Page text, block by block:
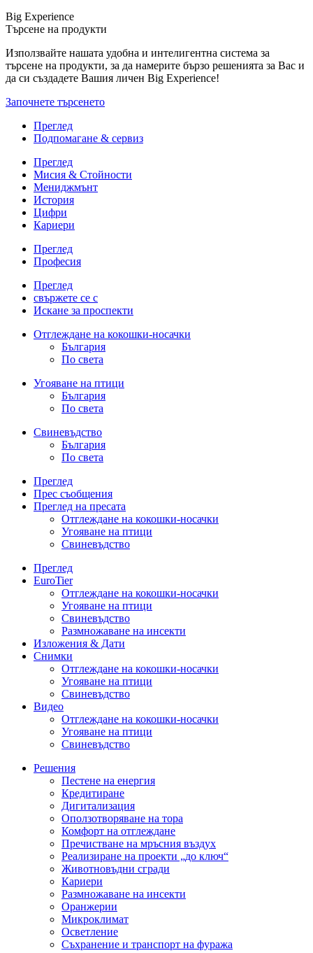
Big Experience
Търсене на продукти
Използвайте нашата удобна и интелигентна система за
търсене на продукти, за да намерите бързо решенията за Вас и
да си създадете Вашия личен Big Experience!
Започнете търсенето
Преглед
Подпомагане & сервиз
Преглед
Мисия & Стойности
Мениджмънт
История
Цифри
Кариери
Преглед
Професия
Преглед
свържете се с
Искане за проспекти
Отглеждане на кокошки-носачки
България
По света
Угояване на птици
България
По света
Свиневъдство
България
По света
Преглед
Прес съобщения
Преглед на пресата
Отглеждане на кокошки-носачки
Угояване на птици
Свиневъдство
Преглед
EuroTier
Отглеждане на кокошки-носачки
Угояване на птици
Свиневъдство
Размножаване на инсекти
Изложения & Дати
Снимки
Отглеждане на кокошки-носачки
Угояване на птици
Свиневъдство
Видео
Отглеждане на кокошки-носачки
Угояване на птици
Свиневъдство
Решения
Пестене на енергия
Кредитиране
Дигитализация
Оползотворяване на тора
Комфорт на отглеждане
Пречистване на мръсния въздух
Реализиране на проекти „до ключ“
Животновъдни сгради
Кариери
Размножаване на инсекти
Оранжерии
Микроклимат
Осветление
Съхранение и транспорт на фуража